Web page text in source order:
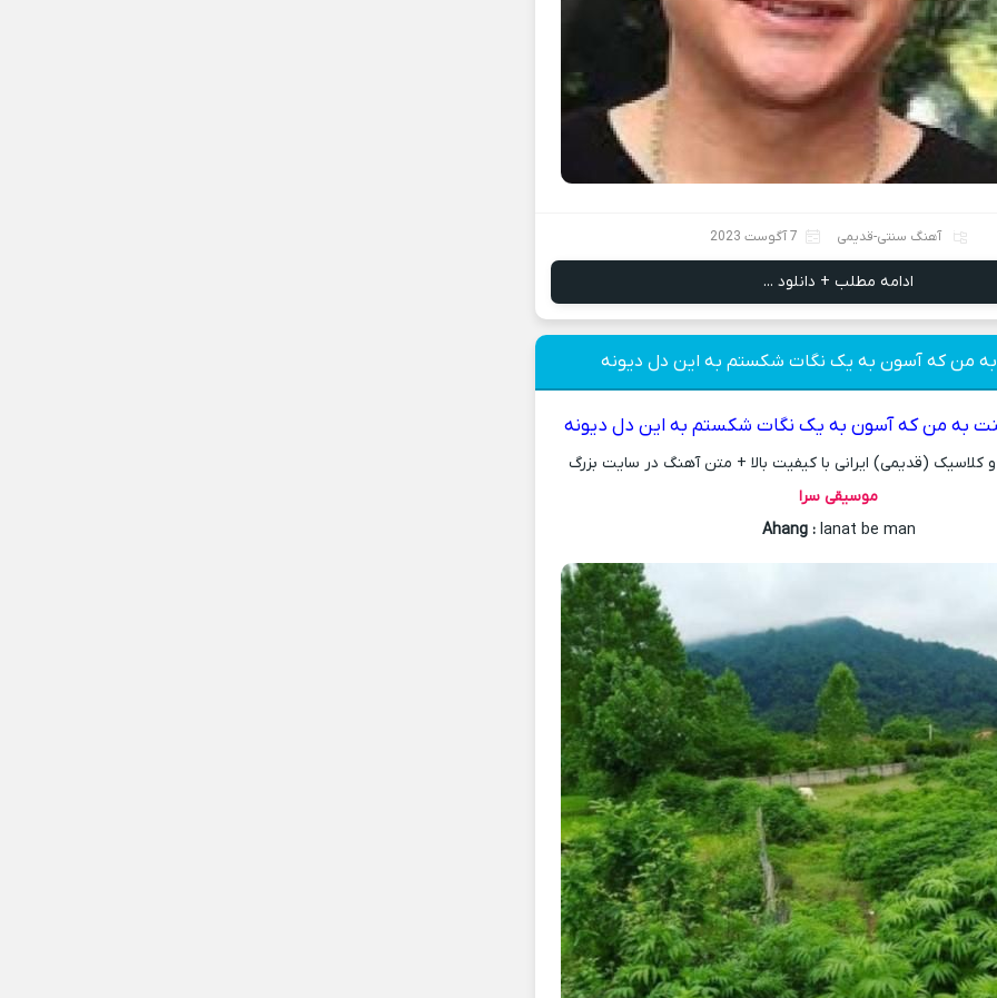
آهنگ سنتی-قدیمی 7 آگوست 2023
ادامه مطلب + دانلود ...
من که آسون به یک نگات شکستم به این دل دیونه
به من که آسون به یک نگات شکستم به این دل دیونه
(قدیمی) ایرانی با کیفیت بالا + متن آهنگ در سایت بزرگ
موسیقی سرا
Ahang :lanat be man